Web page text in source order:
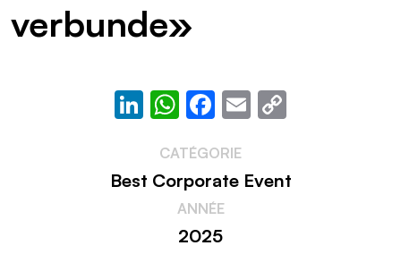
verbunde»
LinkedIn
WhatsApp
Facebook
Email
CATÉGORIE
Best Corporate Event
ANNÉE
2025